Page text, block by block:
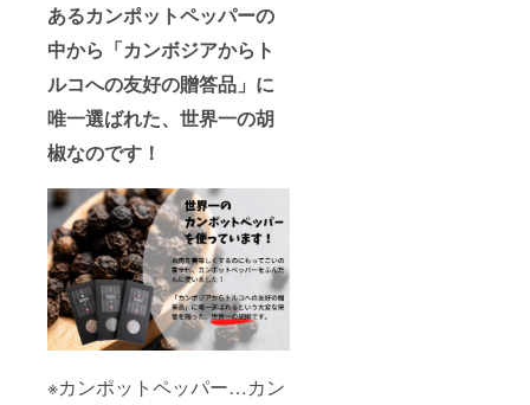
あるカンポットペッパーの
中から「カンボジアからト
ルコへの友好の贈答品」に
唯一選ばれた、世界一の胡
椒なのです！
※カンポットペッパー…カン